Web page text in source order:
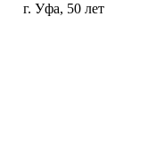
г. Уфа, 50 лет